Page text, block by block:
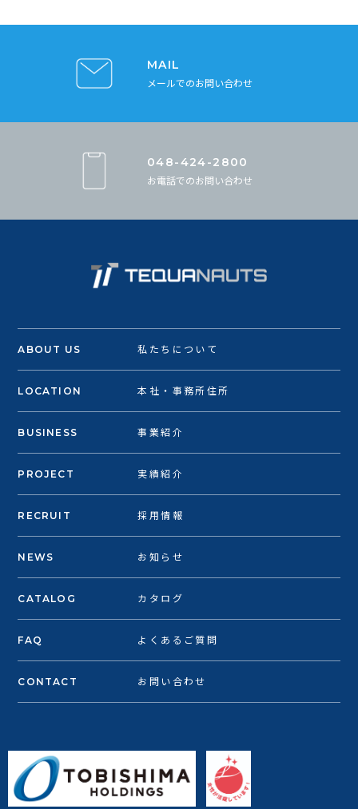
MAIL
メールでのお問い合わせ
048-424-2800
お電話でのお問い合わせ
ABOUT US 私たちについて
LOCATION 本社・事務所住所
BUSINESS 事業紹介
PROJECT 実績紹介
RECRUIT 採用情報
NEWS お知らせ
CATALOG カタログ
FAQ よくあるご質問
CONTACT お問い合わせ